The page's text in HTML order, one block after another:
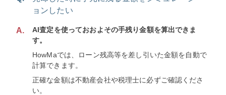
ョンしたい
A.
AI査定を使っておおよその手残り金額を算出できま
す。
HowMaでは、ローン残高等を差し引いた金額を自動で
計算できます。
正確な金額は不動産会社や税理士に必ずご確認くださ
い。